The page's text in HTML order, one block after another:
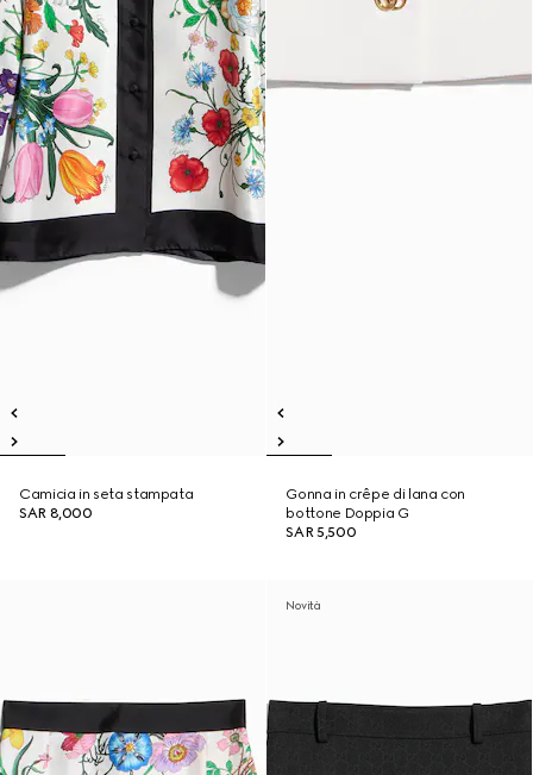
Camicia in seta stampata
SAR 8,000
Gonna in crêpe di lana con
bottone Doppia G
SAR 5,500
Novità